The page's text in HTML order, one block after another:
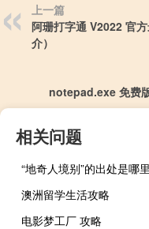
上一篇
阿珊打字通 V2022 官
介）
notepad.exe 免费
相关问题
“地奇人境别”的出处是哪里
澳洲留学生活攻略
电影梦工厂 攻略